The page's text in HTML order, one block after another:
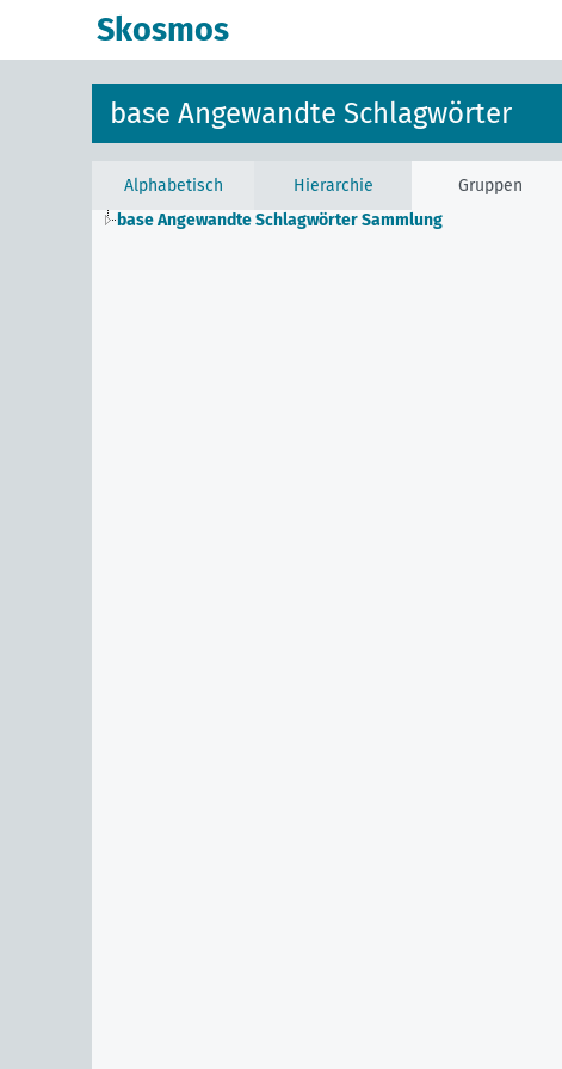
Skosmos
base Angewandte Schlagwörter
Alphabetisch Hierarchie
Gruppen
base Angewandte Schlagwörter Sammlung